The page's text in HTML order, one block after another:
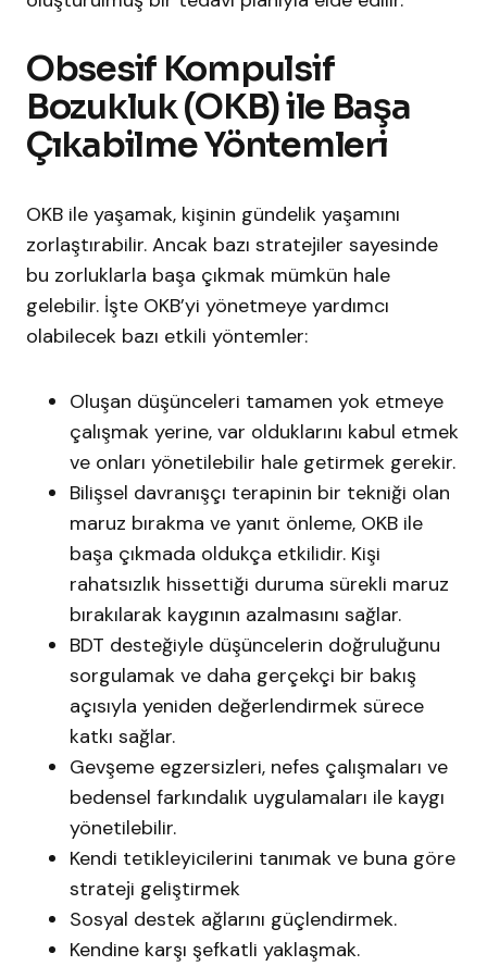
Obsesif Kompulsif
Bozukluk (OKB) ile Başa
Çıkabilme Yöntemleri
OKB ile yaşamak, kişinin gündelik yaşamını
zorlaştırabilir. Ancak bazı stratejiler sayesinde
bu zorluklarla başa çıkmak mümkün hale
gelebilir. İşte OKB’yi yönetmeye yardımcı
olabilecek bazı etkili yöntemler:
Oluşan düşünceleri tamamen yok etmeye
çalışmak yerine, var olduklarını kabul etmek
ve onları yönetilebilir hale getirmek gerekir.
Bilişsel davranışçı terapinin bir tekniği olan
maruz bırakma ve yanıt önleme, OKB ile
başa çıkmada oldukça etkilidir. Kişi
rahatsızlık hissettiği duruma sürekli maruz
bırakılarak kaygının azalmasını sağlar.
BDT desteğiyle düşüncelerin doğruluğunu
sorgulamak ve daha gerçekçi bir bakış
açısıyla yeniden değerlendirmek sürece
katkı sağlar.
Gevşeme egzersizleri, nefes çalışmaları ve
bedensel farkındalık uygulamaları ile kaygı
yönetilebilir.
Kendi tetikleyicilerini tanımak ve buna göre
strateji geliştirmek
Sosyal destek ağlarını güçlendirmek.
Kendine karşı şefkatli yaklaşmak.